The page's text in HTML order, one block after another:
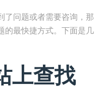
了问题或者需要咨询，那
的最快捷方式。下面是几
上查找